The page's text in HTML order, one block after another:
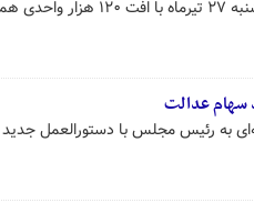
شد.
سهام عدالت
به رئیس مجلس با دستورالعمل